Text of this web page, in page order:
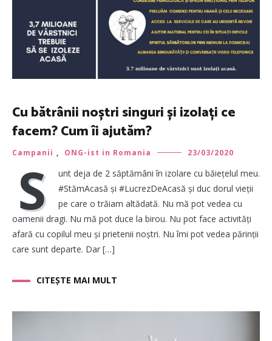
Cu bătrânii noștri singuri și izolați ce
facem? Cum îi ajutăm?
Campanii , ONG-ist in Romania 23/03/2020
S
unt deja de 2 săptămâni în izolare cu băiețelul meu.
#StămAcasă și #LucrezDeAcasă și duc dorul vieții
pe care o trăiam altădată. Nu mă pot vedea cu
oamenii dragi. Nu mă pot duce la birou. Nu pot face activități
afară cu copilul meu și prietenii noștri. Nu îmi pot vedea părinții
care sunt departe. Dar […]
CITEȘTE MAI MULT